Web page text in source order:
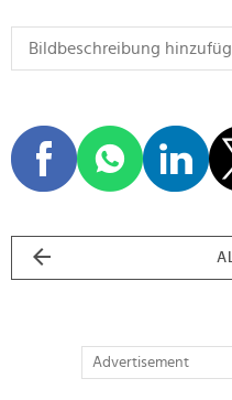
Advertisement